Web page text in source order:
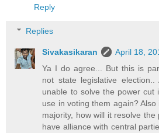
Reply
Replies
Sivakasikaran
April 18,
Ya I do agree... But this is
not state legislative
unable to solve the power cut
use in voting them again?
majority, how will it resolve
have alliance with central